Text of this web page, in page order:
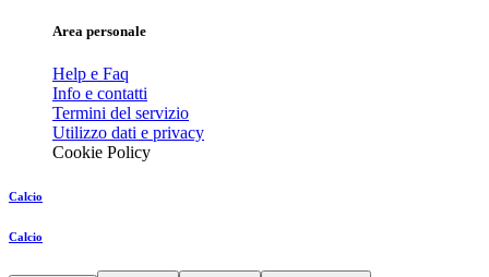
Area personale
Help e Faq
Info e contatti
Termini del servizio
Utilizzo dati e privacy
Cookie Policy
Calcio
Calcio